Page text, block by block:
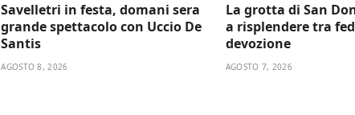
Savelletri in festa, domani sera
grande spettacolo con Uccio De
Santis
AGOSTO 8, 2026
La grotta di San
a risplendere tra
devozione
AGOSTO 7, 2026